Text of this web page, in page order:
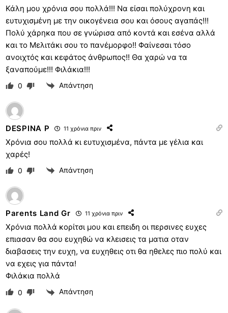
Κάλη μου χρόνια σου πολλά!!! Να είσαι πολύχρονη και
ευτυχισμένη με την οικογένεια σου και όσους αγαπάς!!!
Πολύ χάρηκα που σε γνώρισα από κοντά και εσένα αλλά
και το Μελιτάκι σου το πανέμορφο!! Φαίνεσαι τόσο
ανοιχτός και κεφάτος άνθρωπος!! Θα χαρώ να τα
ξαναπούμε!!! Φιλάκια!!!
0 Απάντηση
DESPINA P 11 χρόνια πριν
Χρόνια σου πολλά κι ευτυχισμένα, πάντα με γέλια και
χαρές!
0 Απάντηση
Parents Land Gr 11 χρόνια πριν
Xρόνια πολλά κορίτσι μου και επειδη οι περσινες ευχες
επιασαν θα σου ευχηθώ να κλεισεις τα ματια οταν
διαβασεις την ευχη, να ευχηθεις οτι θα ηθελες πιο πολύ και
να εχεις για πάντα!
Φιλάκια πολλά
0 Απάντηση